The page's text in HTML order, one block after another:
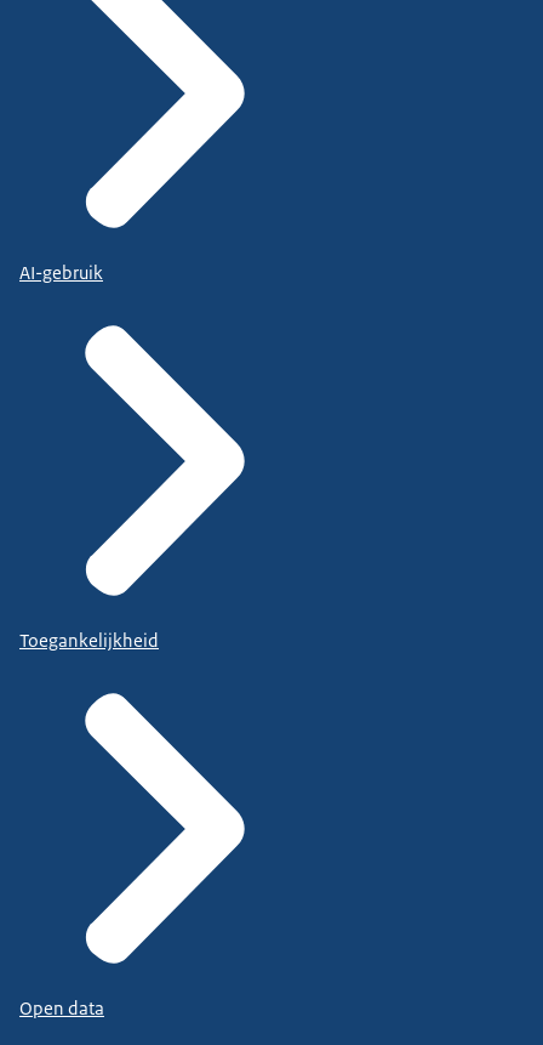
AI-gebruik
Toegankelijkheid
Open data